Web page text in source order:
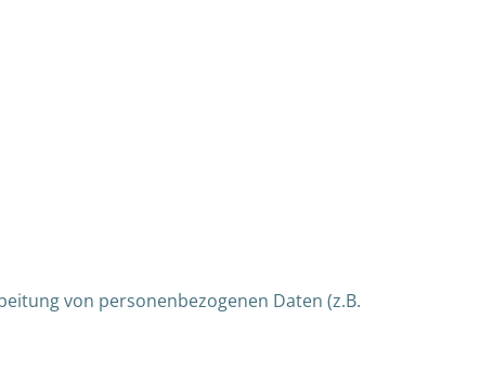
von personenbezogenen Daten (z.B.